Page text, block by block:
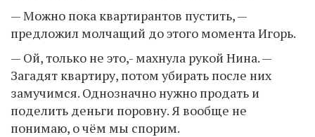
— Можно пока квартирантов пустить, —
предложил молчащий до этого момента Игорь.
— Ой, только не это,- махнула рукой Нина. —
Загадят квартиру, потом убирать после них
замучимся. Однозначно нужно продать и
поделить деньги поровну. Я вообще не
понимаю, о чём мы спорим.